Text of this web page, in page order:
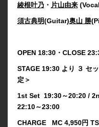
綾根叶乃・ 片山由来
須古典明(Guitar)奥山 勝
OPEN 18:30・CLOSE
STAGE 19:30 より ３ セ
定＞
1st Set 19:30～20:20 /
22:10～23:00
CHARGE MC 4,950円